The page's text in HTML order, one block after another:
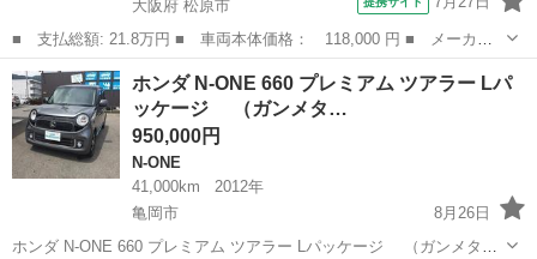
大阪府 松原市
■ 支払総額: 21.8万円 ■ 車両本体価格： 118,000 円 ■ メーカー
名： ホンダ ■ 車種名： Ｎ－ＯＮＥ ■ グレード名： プレミア
ム メモリーナビ Ｂｌｕｅｔｏｏｔｈオーディオ ＤＶＤ フルセ
グ バックカ...
大阪 松原市 N-ONE
ホンダ N-ONE 660 プレミアム ツアラー Lパ
ッケージ （ガンメタ…
950,000円
N-ONE
41,000km
2012年
亀岡市
8月26日
ホンダ N-ONE 660 プレミアム ツアラー Lパッケージ （ガンメタリ